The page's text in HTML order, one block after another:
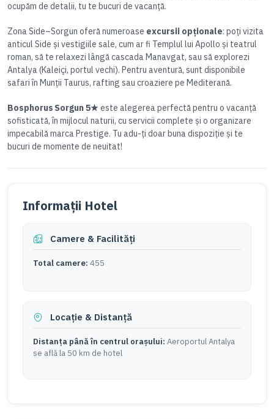
ocupăm de detalii, tu te bucuri de vacanță.
Zona Side–Sorgun oferă numeroase excursii opționale: poți vizita
anticul Side și vestigiile sale, cum ar fi Templul lui Apollo și teatrul
roman, să te relaxezi lângă cascada Manavgat, sau să explorezi
Antalya (Kaleiçi, portul vechi). Pentru aventură, sunt disponibile
safari în Munții Taurus, rafting sau croaziere pe Mediterană.
Bosphorus Sorgun 5★este alegerea perfectă pentru o vacanță
sofisticată, în mijlocul naturii, cu servicii complete și o organizare
impecabilă marca Prestige. Tu adu-ți doar buna dispoziție și te
bucuri de momente de neuitat!
Informații Hotel
Camere & Facilități
Total camere: 455
Locație & Distanță
Distanța până în centrul orașului: Aeroportul Antalya
se află la 50 km de hotel